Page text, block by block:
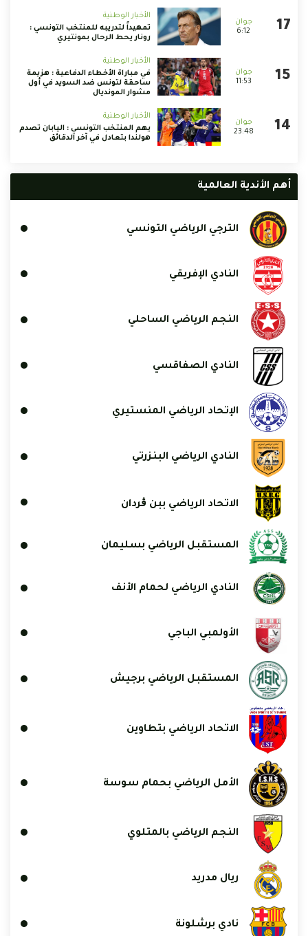
6:12
الأخبار الوطنية
تمهيداً لتدريبه للمنتخب التونسي :
رونار يحط الرحال بمونتيري
11:53
الأخبار الوطنية
في مباراة الأخطاء الدفاعية : هزيمة
ساحقة لتونس ضد السويد في أول
مشوار المونديال
23:48
الأخبار الوطنية
يهم المنتخب التونسي : اليابان تصدم
هولندا بتعادل في آخر الدقائق
أهم الأندية العالمية
الترجي الرياضي التونسي
النادي الإفريقي
النجم الرياضي الساحلي
النادي الصفاقسي
الإتحاد الرياضي المنستيري
النادي الرياضي البنزرتي
الاتحاد الرياضي ببن ڨردان
المستقبل الرياضي بسليمان
النادي الرياضي لحمام الأنف
الأولمبي الباجي
المستقبل الرياضي برجيش
الاتحاد الرياضي بتطاوين
الأمل الرياضي بحمام سوسة
النجم الرياضي بالمتلوي
ريال مدريد
نادي برشلونة